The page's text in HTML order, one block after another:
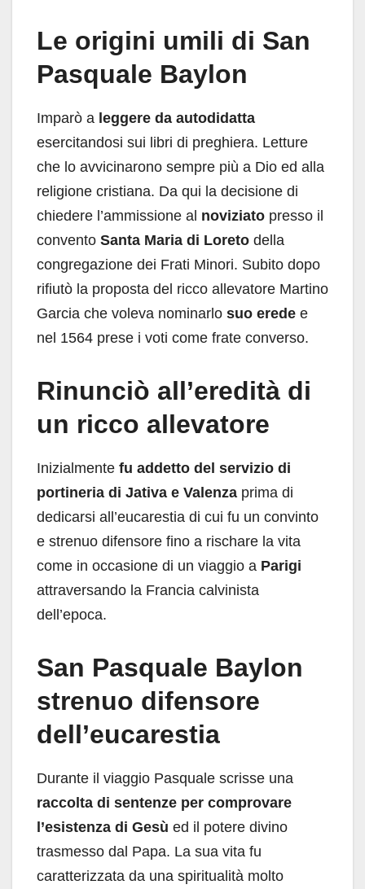
Le origini umili di San
Pasquale Baylon
Imparò a leggere da autodidatta
esercitandosi sui libri di preghiera. Letture
che lo avvicinarono sempre più a Dio ed alla
religione cristiana. Da qui la decisione di
chiedere l’ammissione al noviziato presso il
convento Santa Maria di Loreto della
congregazione dei Frati Minori. Subito dopo
rifiutò la proposta del ricco allevatore Martino
Garcia che voleva nominarlo suo erede e
nel 1564 prese i voti come frate converso.
Rinunciò all’eredità di
un ricco allevatore
Inizialmente fu addetto del servizio di
portineria di Jativa e Valenza prima di
dedicarsi all’eucarestia di cui fu un convinto
e strenuo difensore fino a rischare la vita
come in occasione di un viaggio a Parigi
attraversando la Francia calvinista
dell’epoca.
San Pasquale Baylon
strenuo difensore
dell’eucarestia
Durante il viaggio Pasquale scrisse una
raccolta di sentenze per comprovare
l’esistenza di Gesù ed il potere divino
trasmesso dal Papa. La sua vita fu
caratterizzata da una spiritualità molto